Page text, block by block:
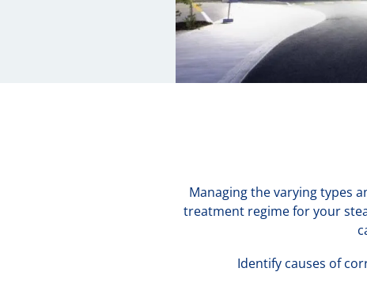
Managing the varying types
treatment regime for your
Identify causes of